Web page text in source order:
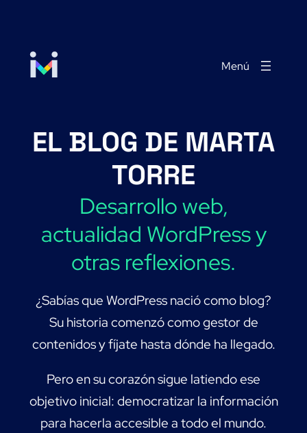
contenido
EL BLOG DE MARTA
TORRE
Desarrollo web,
actualidad WordPress y
otras reflexiones.
¿Sabías que WordPress nació como blog?
Su historia comenzó como gestor de
contenidos y fíjate hasta dónde ha llegado.
Pero en su corazón sigue latiendo ese
objetivo inicial: democratizar la información
para hacerla accesible a todo el mundo.